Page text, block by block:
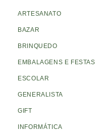
ARTESANATO
BAZAR
BRINQUEDO
EMBALAGENS E FESTAS
ESCOLAR
GENERALISTA
GIFT
INFORMÁTICA